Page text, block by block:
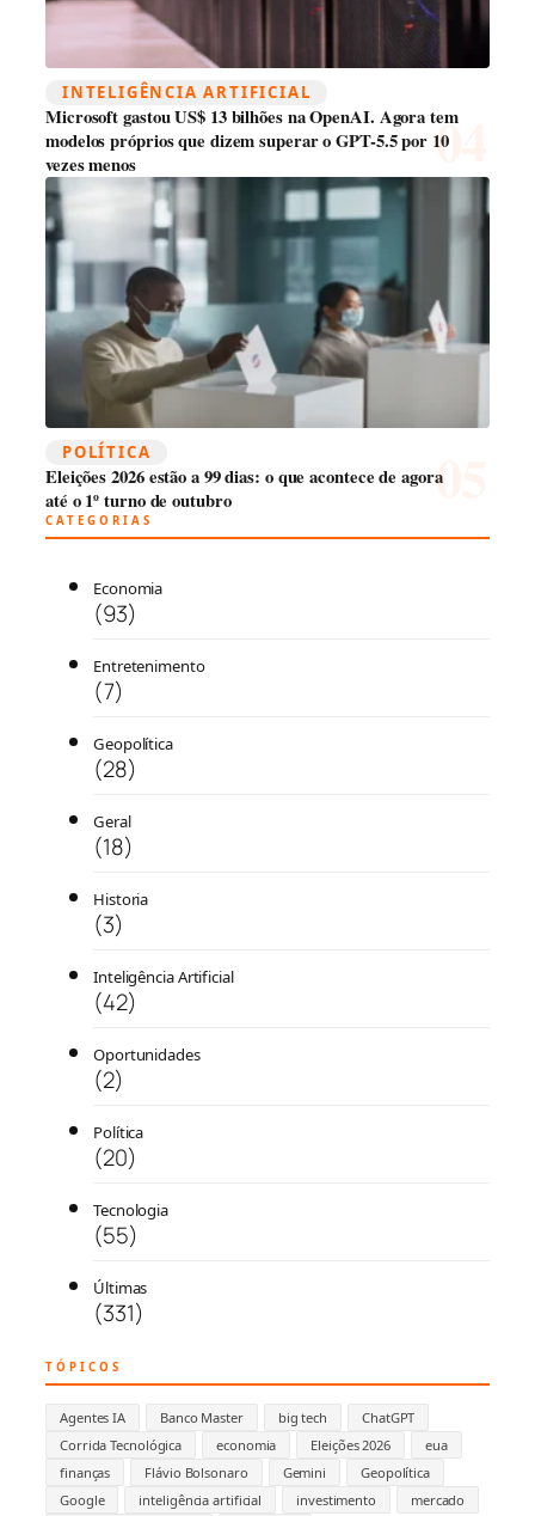
INTELIGÊNCIA ARTIFICIAL
Microsoft gastou US$ 13 bilhões na OpenAI. Agora tem
modelos próprios que dizem superar o GPT-5.5 por 10
vezes menos
POLÍTICA
Eleições 2026 estão a 99 dias: o que acontece de agora
até o 1º turno de outubro
CATEGORIAS
Economia
(93)
Entretenimento
(7)
Geopolítica
(28)
Geral
(18)
Historia
(3)
Inteligência Artificial
(42)
Oportunidades
(2)
Política
(20)
Tecnologia
(55)
Últimas
(331)
TÓPICOS
Agentes IA Banco Master big tech
ChatGPT
Corrida Tecnológica
economia Eleições 2026
eua
finanças
Flávio Bolsonaro Gemini
Geopolítica
Google
inteligência artificial investimento
mercado